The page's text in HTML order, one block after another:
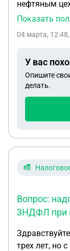
нефтяным
на участок я
теперь что
каждый раз
машины .
согласие на
лес , на
мимо по
Показать
04 марта, 12:48
У вас
Опишите
делать.
Вопрос:
3НДФЛ при
трех лет, но